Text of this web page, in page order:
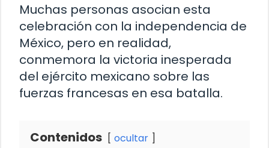
Muchas personas asocian esta
celebración con la independencia de
México, pero en realidad,
conmemora la victoria inesperada
del ejército mexicano sobre las
fuerzas francesas en esa batalla.
Contenidos ocultar